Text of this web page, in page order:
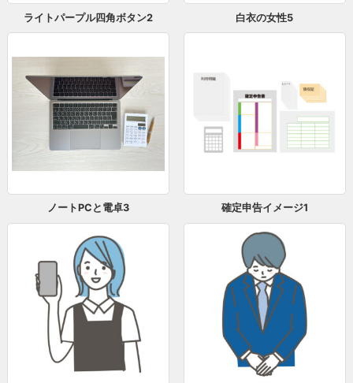
ライトパープル四角ボタン2 白衣の女性5
ノートPCと電卓3 確定申告イメージ1